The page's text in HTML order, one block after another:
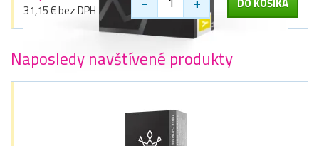
31,15 € bez DPH DO KOŠÍKA
Naposledy navštívené produkty